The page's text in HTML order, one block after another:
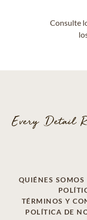
Consulte
QUIÉNES SOMOS
TÉRMINOS Y
POLÍTICA DE